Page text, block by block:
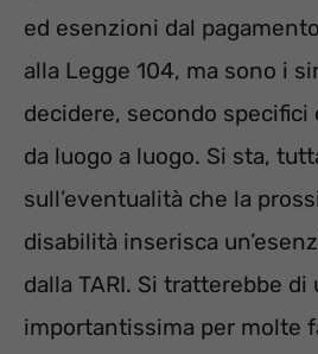
ed esenzioni dal
alla Legge 104, ma sono i
decidere, secondo
da luogo a luogo. Si sta,
sull’eventualità che la
disabilità inserisca
dalla TARI. Si tratterebbe di
importantissima per molte